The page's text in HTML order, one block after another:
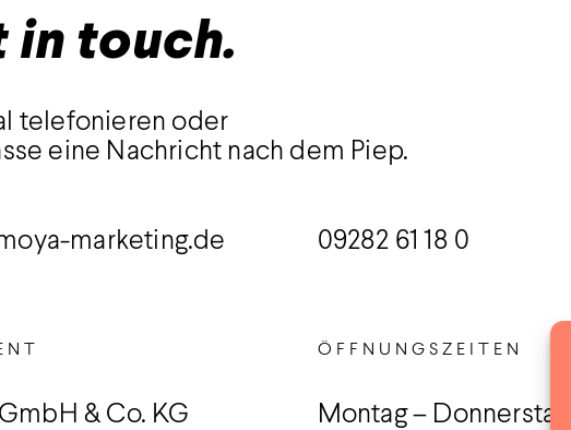
in touch.
telefonieren oder
eine Nachricht nach dem Piep.
marketing.de 09282 61 18 0
& Co. KG
ÖFFNUNGSZEITEN
Montag – Donnerstag